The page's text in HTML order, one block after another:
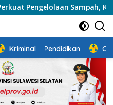
Sampah, Kelurahan Daya
Kriminal Pendidikan